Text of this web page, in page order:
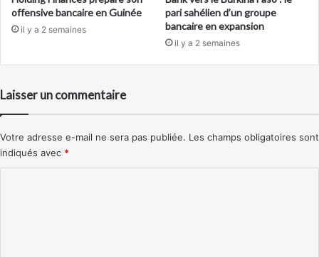
offensive bancaire en Guinée
il y a 2 semaines
pari sahélien d’un groupe
bancaire en expansion
il y a 2 semaines
Laisser un commentaire
Votre adresse e-mail ne sera pas publiée. Les champs obligatoires sont
indiqués avec *